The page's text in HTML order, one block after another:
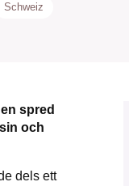
Schweiz
spred
och
dels ett
starten 2010
framåt genom
hjälpa oss.